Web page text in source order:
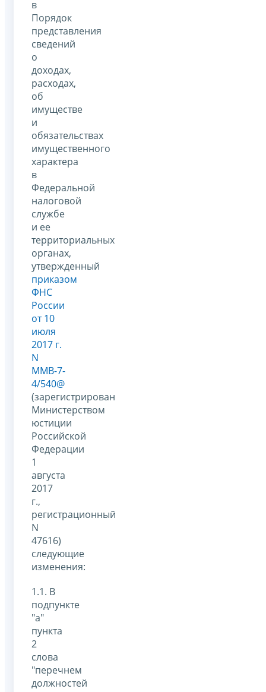
в
Порядок
представления
сведений
о
доходах,
расходах,
об
имуществе
и
обязательствах
имущественного
характера
в
Федеральной
налоговой
службе
и ее
территориальных
органах,
утвержденный
приказом
ФНС
России
от 10
июля
2017 г.
N
ММВ-7-
4/540@
(зарегистрирован
Министерством
юстиции
Российской
Федерации
1
августа
2017
г.,
регистрационный
N
47616)
следующие
изменения:
1.1. В
подпункте
"а"
пункта
2
слова
"перечнем
должностей